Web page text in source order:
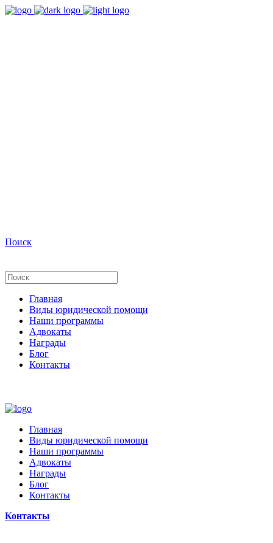
Поиск
Главная
Виды юридической помощи
Наши программы
Адвокаты
Награды
Блог
Контакты
Главная
Виды юридической помощи
Наши программы
Адвокаты
Награды
Блог
Контакты
Контакты